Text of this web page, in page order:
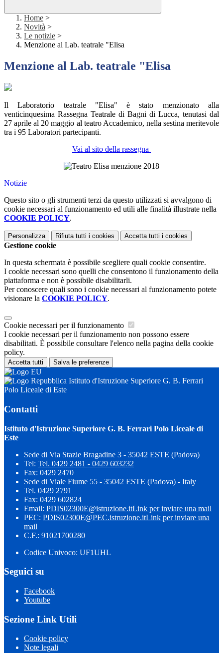
Home >
Novità >
Le notizie >
Menzione al Lab. teatrale "Elisa
Menzione al Lab. teatrale "Elisa
Il Laboratorio teatrale "Elisa" è stato menzionato alla
venticinquesima Rassegna Teatrale di Bagni di Lucca, tenutasi dal
27 aprile al 20 maggio al teatro Accademico, nella sestina meritevole
tra i 95 Laboratori partecipanti.
Vai al sito della rassegna
Notizie
Questo sito o gli strumenti terzi da questo utilizzati si avvalgono di
cookie necessari al funzionamento ed utili alle finalità illustrate nella
COOKIE POLICY.
Personalizza Rifiuta tutti i cookies Accetta tutti i cookies
Gestione cookie
In questa schermata è possibile scegliere quali cookie consentire.
I cookie necessari sono quelli che consentono il funzionamento della
piattaforma e non è possibile disabilitarli.
Per conoscere quali sono i cookie necessari al funzionamento potete
visionare la COOKIE POLICY.
Cookie necessari per il funzionamento
I cookie necessari per il funzionamento non possono essere
disabilitati. È possibile consultare l'elenco nella pagina della cookie
policy.
Accetta tutti Salva le preferenze
Istituto d'Istruzione Superiore G. B. Ferrari
Polo Liceale di Este
Contatti
Istituto d'Istruzione Superiore G. B. Ferrari Polo Liceale di
Este
Sede di Via Stazie Bragadine 3 - 35042 ESTE (Padova)
Tel: Tel. 0429 2481 - 0429 603232
Fax: 0429 2470
Sede di Viale Fiume 55 - 35042 ESTE (Padova) - Italy
Tel. 0429 2791
Fax: 0429 602824
Email: PDIS02300E@istruzione.itLink per inviare una mail
PEC: PDIS02300E@PEC.istruzione.itLink per inviare una
mail
C.F.: 91021700280
Codice Univoco: UF1UHL
Seguici su
Facebook
Youtube
Sezione Link Utili
Cookie policy
Note legali